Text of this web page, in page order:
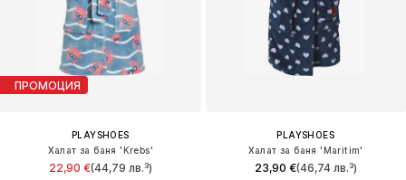
ПРОМОЦИЯ
PLAYSHOES
Халат за баня 'Krebs'
22,90 €(44,79 лв.³)
PLAYSHOES
Халат за баня 'Maritim'
23,90 €(46,74 лв.³)